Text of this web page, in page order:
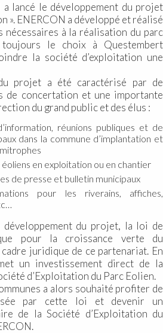
a lancé le développement du projet
». ENERCON a développé et réalisé
nécessaires à la réalisation du parc
le choix à Questembert
la société d’exploitation une
projet a été caractérisé par de
de concertation et une importante
du grand public et des élus :
réunions publiques et de
dans la commune d’implantation et
en exploitation ou en chantier
de presse et bulletin municipaux
pour les riverains, affiches,
développement du projet, la loi de
pour la croissance verte du
juridique de ce partenariat. En
un investissement direct de la
d’Exploitation du Parc Eolien.
a alors souhaité profiter de
par cette loi et devenir un
de la Société d’Exploitation du